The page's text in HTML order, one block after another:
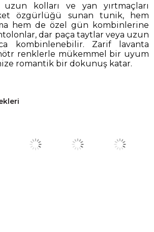
kolları ve yan yırtmaçları
özgürlüğü sunan tunik, hem
hem de özel gün kombinlerine
dar paça taytlar veya uzun
kombinlenebilir. Zarif lavanta
renklerle mükemmel bir uyum
romantik bir dokunuş katar.